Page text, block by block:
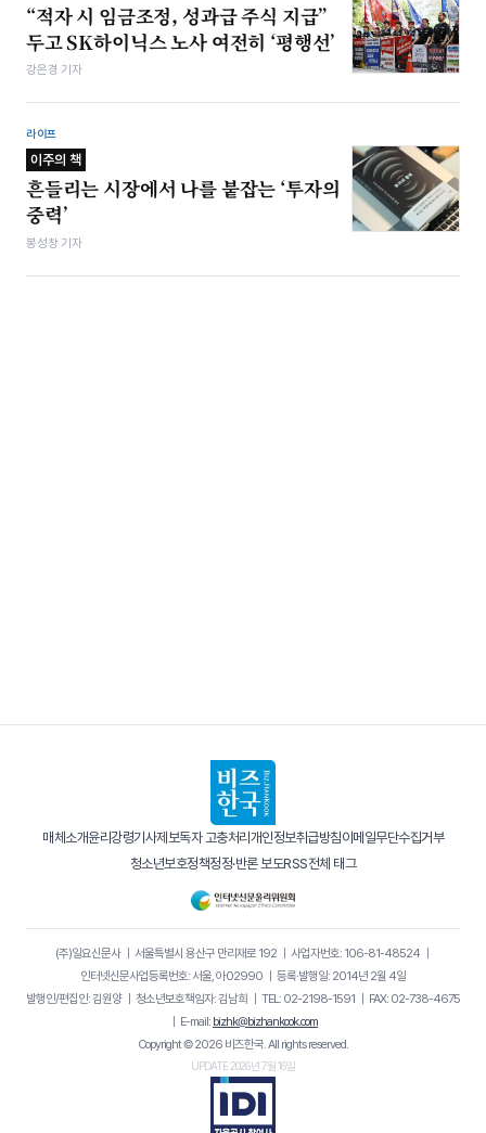
“적자 시 임금조정, 성과급 주식 지급”
두고 SK하이닉스 노사 여전히 ‘평행선’
강은경 기자
라이프
이주의 책
흔들리는 시장에서 나를 붙잡는 ‘투자의
중력’
봉성창 기자
매체소개윤리강령기사제보독자 고충처리개인정보취급방침이메일무단수집거부
청소년보호정책정정·반론 보도RSS전체 태그
(주)일요신문사｜ 서울특별시 용산구 만리재로 192｜ 사업자번호: 106-81-48524｜
인터넷신문사업등록번호: 서울, 아02990 ｜ 등록·발행일: 2014년 2월 4일
발행인/편집인: 김원양｜ 청소년보호책임자: 김남희 ｜ TEL: 02-2198-1591 ｜ FAX: 02-738-4675
｜ E-mail: bizhk@bizhankook.com
Copyright © 2026 비즈한국. All rights reserved.
UPDATE 2026년 7월 16일